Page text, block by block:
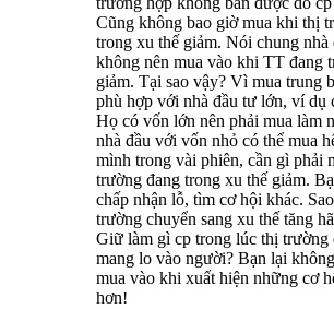
Cũng không bao giờ mua khi thị
trong xu thế giảm. Nói chung nhà
không nên mua vào khi TT đang
giảm. Tại sao vậy? Vì mua trung
phù hợp với nhà đầu tư lớn, ví dụ
Họ có vốn lớn nên phải mua làm
nhà đầu với vốn nhỏ có thể mua
mình trong vài phiên, cần gì phải
trường đang trong xu thế giảm.
chấp nhận lỗ, tìm cơ hội khác.
trường chuyển sang xu thế tăng
Giữ làm gì cp trong lúc thị trường
mang lo vào người? Bạn lại
mua vào khi xuất hiện những cơ
hơn!